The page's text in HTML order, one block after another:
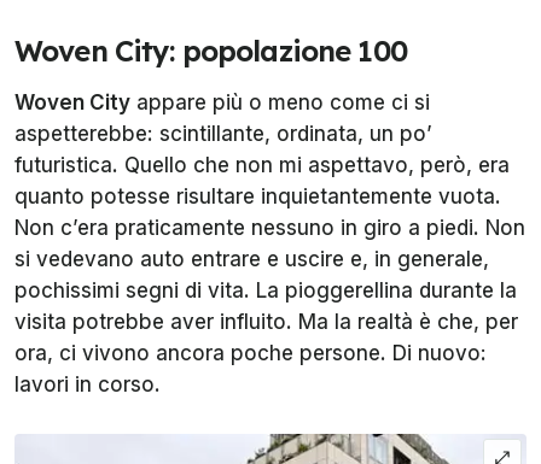
Woven City: popolazione 100
Woven City appare più o meno come ci si
aspetterebbe: scintillante, ordinata, un po’
futuristica. Quello che non mi aspettavo, però, era
quanto potesse risultare inquietantemente vuota.
Non c’era praticamente nessuno in giro a piedi. Non
si vedevano auto entrare e uscire e, in generale,
pochissimi segni di vita. La pioggerellina durante la
visita potrebbe aver influito. Ma la realtà è che, per
ora, ci vivono ancora poche persone. Di nuovo:
lavori in corso.